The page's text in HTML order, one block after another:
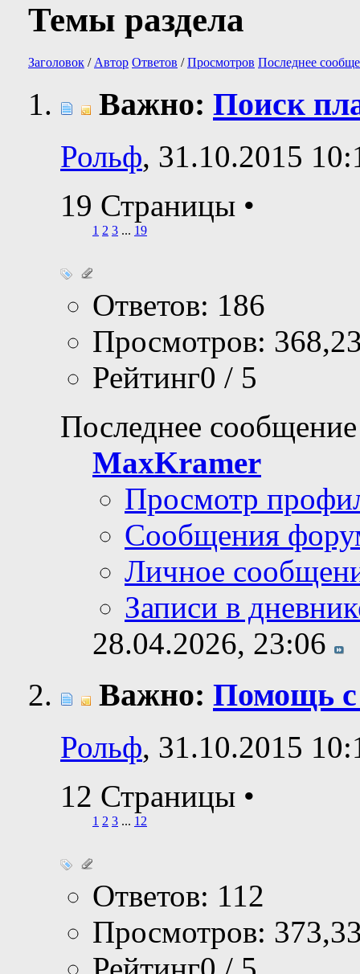
Темы раздела
Заголовок / Автор Ответов /Просмотров Последнее
Важно: Поиск
Рольф, 31.10.2015
19 Страницы •
1 2 3 ... 19
Ответов: 186
Просмотров:
Рейтинг0 / 5
Последнее
MaxKramer
Просмотр
Сообщения
Личное
Записи в
28.04.2026, 23:06
Важно: Помощь c
Рольф, 31.10.2015
12 Страницы •
1 2 3 ... 12
Ответов: 112
Просмотров: